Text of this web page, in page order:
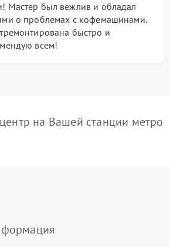
Мастер был вежлив и обладал
о проблемах с кофемашинами.
быстро и
всем!
на Вашей станции метро